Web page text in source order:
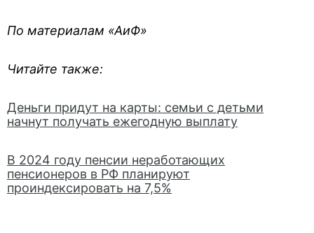
По материалам «АиФ»
Читайте также:
Деньги придут на карты: семьи с детьми
начнут получать ежегодную выплату
В 2024 году пенсии неработающих
пенсионеров в РФ планируют
проиндексировать на 7,5%